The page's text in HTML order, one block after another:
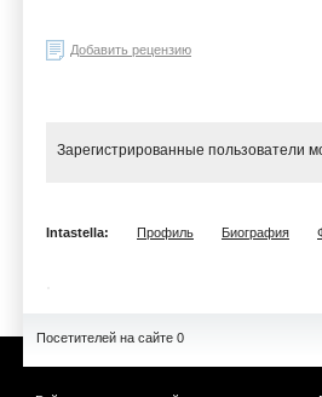
Добавить рецензию
Зарегистрированные пользователи
Intastella: Профиль Биография
Посетителей на сайте 0